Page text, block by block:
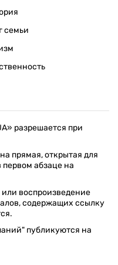
семьи
разрешается при
прямая, открытая для
абзаце на
воспроизведение
содержащих ссылку
публикуются на